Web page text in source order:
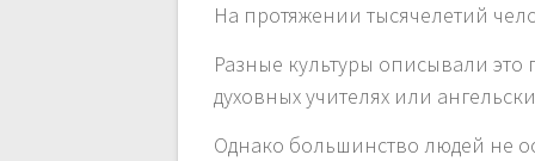
На протяжении тысячелетий
Разные культуры описывали
духовных учителях или
Однако большинство людей не